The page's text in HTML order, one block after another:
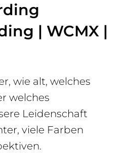
| WCMX |
wie alt, welches
welches
Leidenschaft
viele Farben